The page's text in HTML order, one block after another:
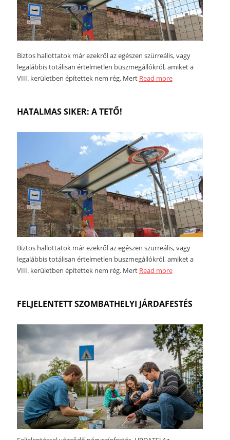
Biztos hallottatok már ezekről az egészen szürreális, vagy
legalábbis totálisan értelmetlen buszmegállókról, amiket a
VIII. kerületben építettek nem rég. Mert Read more
HATALMAS SIKER: A TETŐ!
Biztos hallottatok már ezekről az egészen szürreális, vagy
legalábbis totálisan értelmetlen buszmegállókról, amiket a
VIII. kerületben építettek nem rég. Mert Read more
FELJELENTETT SZOMBATHELYI JÁRDAFESTÉS